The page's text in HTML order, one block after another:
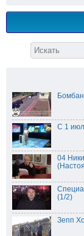
00:00
00:00
00:19
1x
2x
1.75x
1.5x
1.25x
0.75x
0.5x
С 1
04
(1/2)
Зепп